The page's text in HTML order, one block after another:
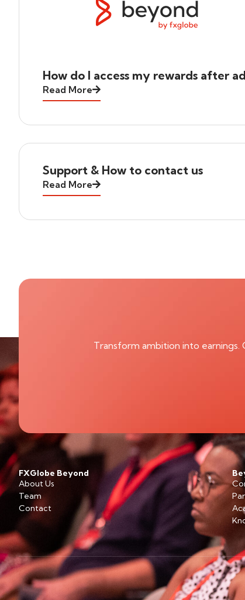
How do I access my rewards after
Read More
Support & How to contact us
Read More
Transform ambition into
FXGlobe Beyond
About Us
Team
Contact